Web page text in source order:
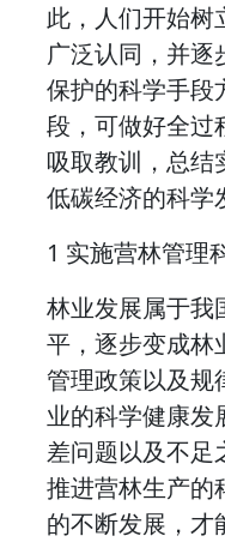
此，人们开始树
广泛认同，并
保护的科学手段
段，可做好全过
吸取教训，总结
低碳经济的科学
1 实施营林管理
林业发展属于我
平，逐步变成林
管理政策以及规
业的科学健康发
差问题以及不足
推进营林生产的
的不断发展，才